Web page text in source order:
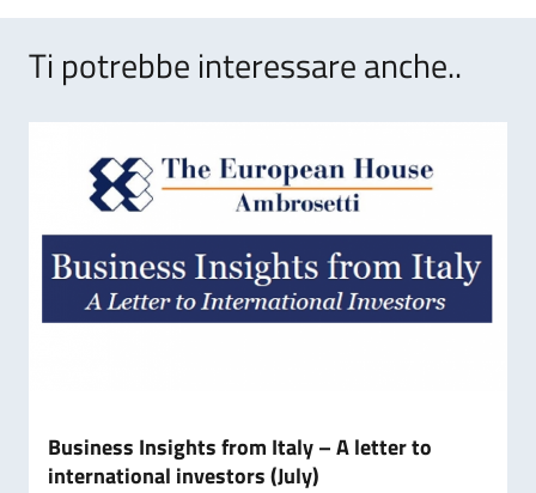
Ti potrebbe interessare anche..
Business Insights from Italy – A letter to
international investors (July)